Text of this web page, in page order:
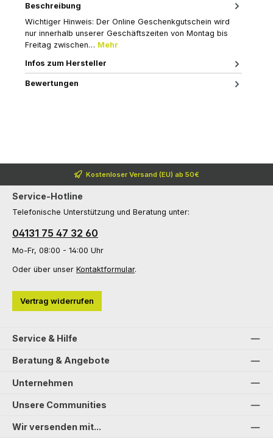
Beschreibung
Wichtiger Hinweis: Der Online Geschenkgutschein wird
nur innerhalb unserer Geschäftszeiten von Montag bis
Freitag zwischen… Mehr
Infos zum Hersteller
Bewertungen
Kostenloser Versand (EU) ab 50€
Service-Hotline
Telefonische Unterstützung und Beratung unter:
04131 75 47 32 60
Mo-Fr, 08:00 - 14:00 Uhr
Oder über unser Kontaktformular.
Vertrag widerrufen
Service & Hilfe
Beratung & Angebote
Unternehmen
Unsere Communities
Wir versenden mit...